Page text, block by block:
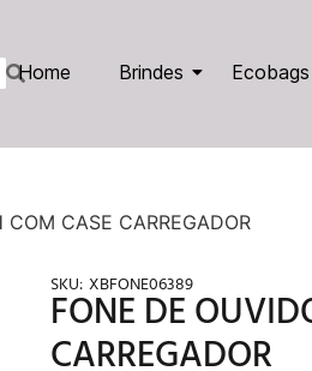
Home Brindes Ecobags
CASE CARREGADOR
SKU: XBFONE06389
FONE DE
CARREGADOR